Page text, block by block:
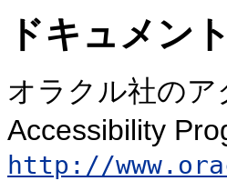
ドキュメン
オラクル社の
Accessibility
http://